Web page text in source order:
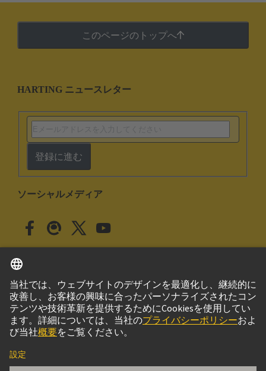
このページのトップへ
HARTING ニュースレター
登録に進む
ソーシャルメディア
日本 日本語
© ハーティング株式会社
このサイトについて